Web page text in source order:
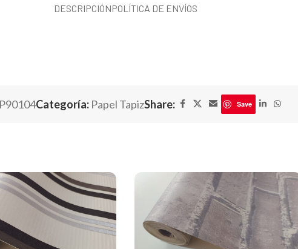
DESCRIPCIÓNPOLÍTICA DE ENVÍOS
Categoría: Papel TapizShare: Save